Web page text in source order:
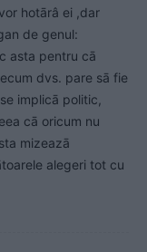
hotārâ ei ,dar
de genul:
asta pentru cā
dvs. pare sā fie
implicā politic,
cā oricum nu
mizeazā
alegeri tot cu